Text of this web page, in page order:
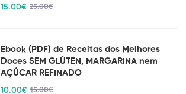
15.00€ 25.00€
Ebook (PDF) de Receitas dos Melhores
Doces SEM GLÚTEN, MARGARINA nem
AÇÚCAR REFINADO
10.00€ 15.00€